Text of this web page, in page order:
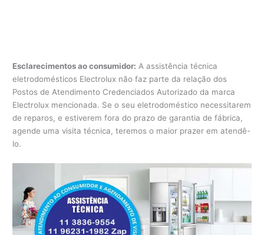
Esclarecimentos ao consumidor: A assistência técnica
eletrodomésticos Electrolux não faz parte da relação dos
Postos de Atendimento Credenciados Autorizado da marca
Electrolux mencionada. Se o seu eletrodoméstico necessitarem
de reparos, e estiverem fora do prazo de garantia de fábrica,
agende uma visita técnica, teremos o maior prazer em atendê-
lo.